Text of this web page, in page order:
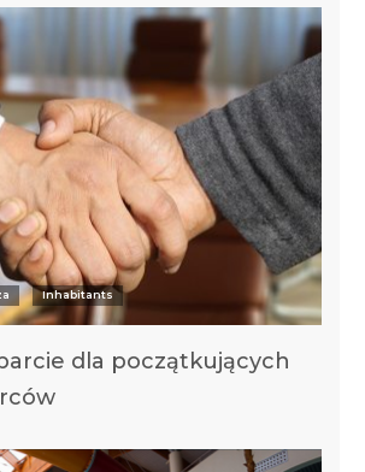
Inhabitants
dla początkujących